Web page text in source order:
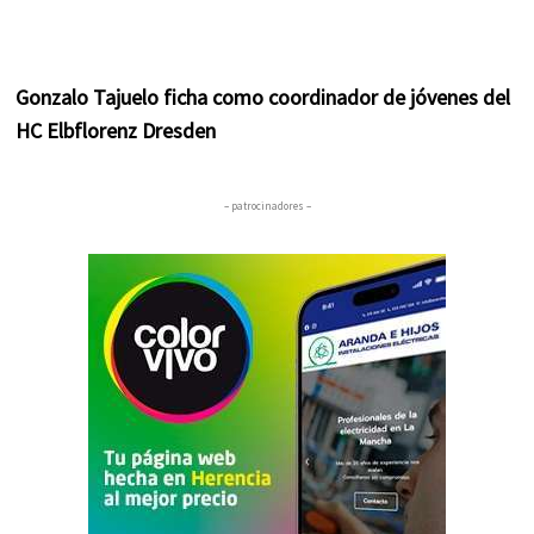
Gonzalo Tajuelo ficha como coordinador de jóvenes del
HC Elbflorenz Dresden
– patrocinadores –